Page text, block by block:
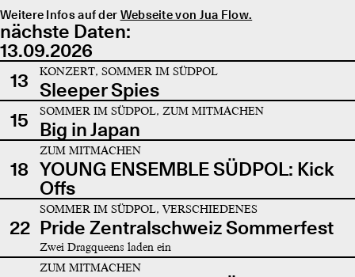
Weitere Infos auf der Webseite von Jua Flow.
nächste Daten:
13.09.2026
13
KONZERT, SOMMER IM SÜDPOL
Sleeper Spies
15
SOMMER IM SÜDPOL, ZUM MITMACHEN
Big in Japan
18
ZUM MITMACHEN
YOUNG ENSEMBLE SÜDPOL: Kick
Offs
22
SOMMER IM SÜDPOL, VERSCHIEDENES
Pride Zentralschweiz Sommerfest
Zwei Dragqueens laden ein
ZUM MITMACHEN